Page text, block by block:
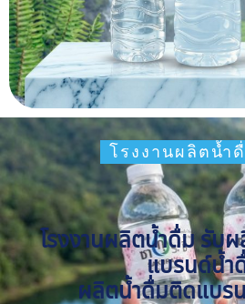
โรงงานผลิตน้ำ
โรงงานผลิตน้ำดื่ม รับ
แบรนด์น้ำ
ผลิตน้ำดื่มติดแบร